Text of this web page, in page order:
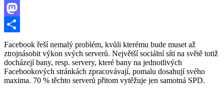
Bluesky
Mastodon
Share
Facebook řeší nemalý problém, kvůli kterému bude muset až
ztrojnásobit výkon svých serverů. Největší sociální síti na světě totiž
docházejí bany, resp. servery, které bany na jednotlivých
Facebookových stránkách zpracovávají, pomalu dosahují svého
maxima. 70 % těchto serverů přitom vytěžuje jen samotná SPD.